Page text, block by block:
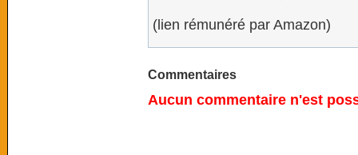
(lien rémunéré par Amazon)
Commentaires
Aucun commentaire n'est